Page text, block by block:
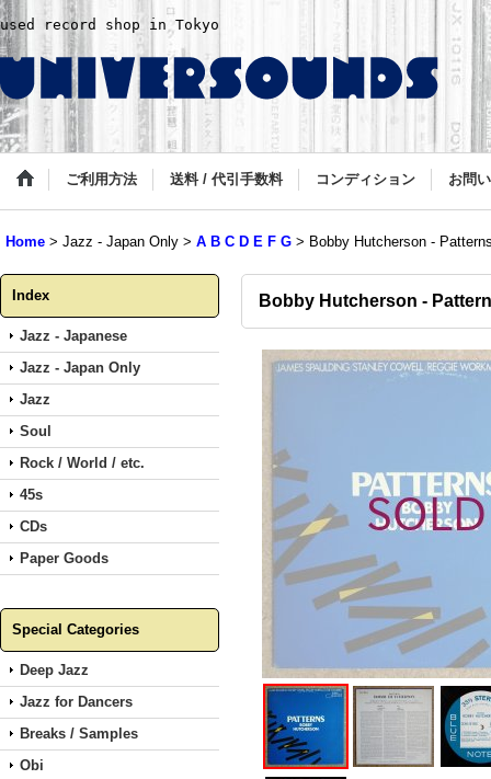
used record shop in Tokyo
ご利用方法 送料 / 代引手数料 コンディション お問
Home > Jazz - Japan Only > A B C D E F G > Bobby Hutcherson -
Index
Jazz - Japanese
Jazz - Japan Only
Jazz
Soul
Rock / World / etc.
45s
CDs
Paper Goods
Special Categories
Deep Jazz
Jazz for Dancers
Breaks / Samples
Obi
Bobby Hutcherson -